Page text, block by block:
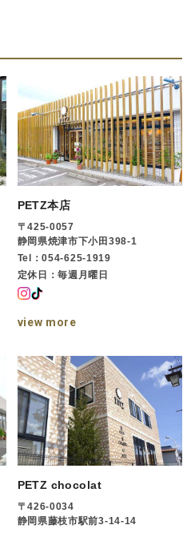
PETZ本店
〒425-0057
静岡県焼津市下小田398-1
Tel：054-625-1919
定休日：毎週月曜日
view more
PETZ chocolat
〒426-0034
静岡県藤枝市駅前3-14-14